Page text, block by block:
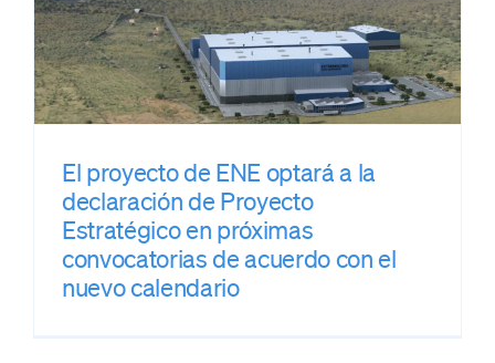
El proyecto de ENE optará a la
declaración de Proyecto
Estratégico en próximas
convocatorias de acuerdo con el
nuevo calendario